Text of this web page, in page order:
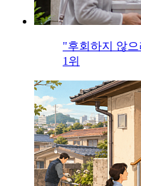
"후회하지 않
1위